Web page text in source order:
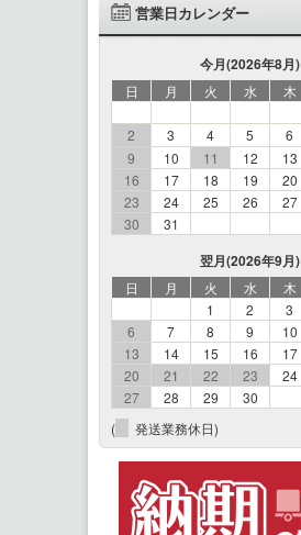
営業日カレンダー
今月(2026年8月)
日 月 火 水 木
2
3 4 5 6
9
10 11 12 13
16
17 18 19 20
23
24 25 26 27
30
31
翌月(2026年9月)
日 月 火 水 木
1
2 3
6
7 8 9 10
13
14 15 16 17
20
21 22 23 24
27
28 29
30
(
発送業務休日)